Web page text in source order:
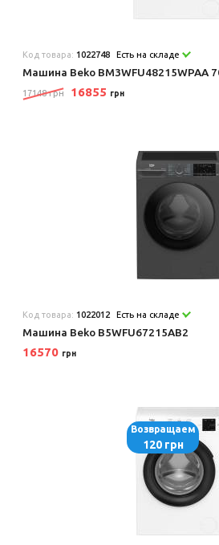
Код товара: 1022748 Есть на складе
Машина Beko BM3WFU48215WPAA
17148 грн 16855 грн
Код товара: 1022012 Есть на складе
Машина Beko B5WFU67215AB2
16570 грн
Возвращаем
120 грн